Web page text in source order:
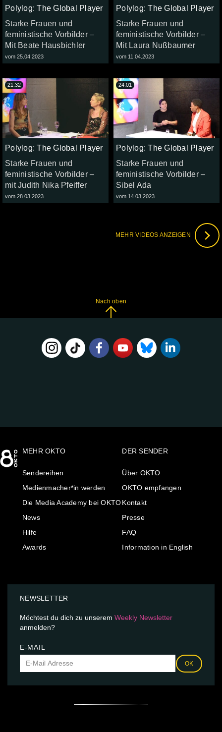
Polylog: The Global Player
Starke Frauen und
feministische Vorbilder –
Mit Beate Hausbichler
vom 25.04.2023
Polylog: The Global Player
Starke Frauen und
feministische Vorbilder –
Mit Laura Nußbaumer
vom 11.04.2023
Polylog: The Global Player
Starke Frauen und
feministische Vorbilder –
mit Judith Nika Pfeiffer
vom 28.03.2023
21:32
Polylog: The Global Player
Starke Frauen und
feministische Vorbilder –
Sibel Ada
vom 14.03.2023
24:01
MEHR VIDEOS ANZEIGEN
Nach oben
MEHR OKTO
Sendereihen
Medienmacher*in werden
Die Media Academy bei OKTO
News
Hilfe
Awards
DER SENDER
Über OKTO
OKTO empfangen
Kontakt
Presse
FAQ
Information in English
NEWSLETTER
Möchtest du dich zu unserem Weekly Newsletter
anmelden?
E-MAIL
OK